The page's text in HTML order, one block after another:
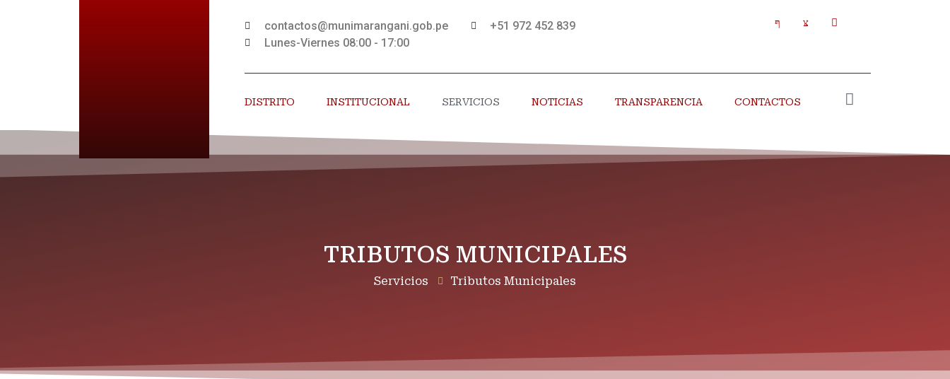
contactos@munimarangani.gob.pe
+51 972 452 839
Lunes-Viernes 08:00 - 17:00
DISTRITO INSTITUCIONAL SERVICIOS NOTICIAS TRANSPARENCIA CONTACTOS
TRIBUTOS MUNICIPALES
Servicios Tributos Municipales